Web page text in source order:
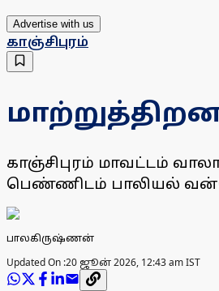
Advertise with us
காஞ்சிபுரம்
காஞ்சிபுரம் மாவட்டம்
பெண்ணிடம் பாலியல்
பாலகிருஷ்ணன்
Updated On :20 ஜூன் 2026, 12:43 am IST